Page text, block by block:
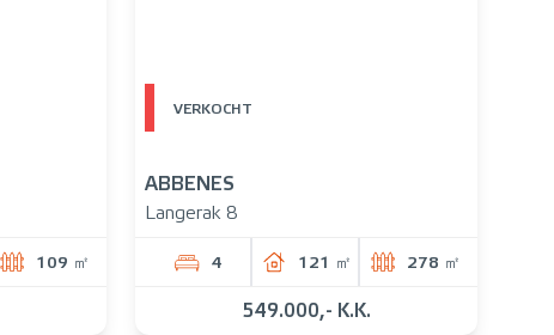
109 ㎡
VERKOCHT
ABBENES
Langerak 8
4 121 ㎡ 278 ㎡
549.000,- K.K.